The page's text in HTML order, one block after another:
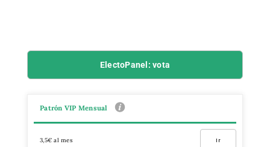
ElectoPanel: vota
Patrón VIP Mensual
3,5€ al mes Ir